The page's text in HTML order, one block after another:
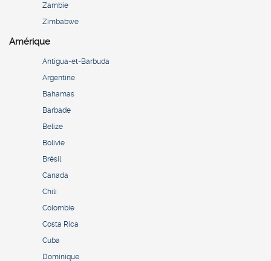
Zambie
Zimbabwe
Amérique
Antigua-et-Barbuda
Argentine
Bahamas
Barbade
Belize
Bolivie
Brésil
Canada
Chili
Colombie
Costa Rica
Cuba
Dominique